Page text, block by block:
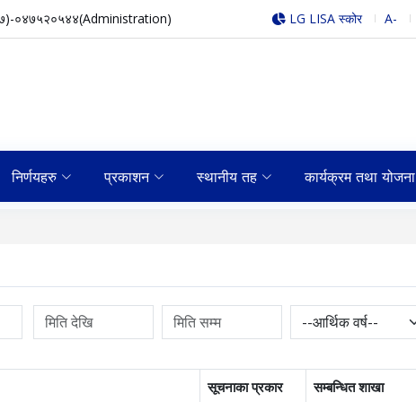
०४७५२०५४४(Administration) LG LISA स्कोर A-
निर्णयहरु प्रकाशन स्थानीय तह कार्यक्रम तथा योजना
सूचनाका प्रकार सम्बन्धित शाखा